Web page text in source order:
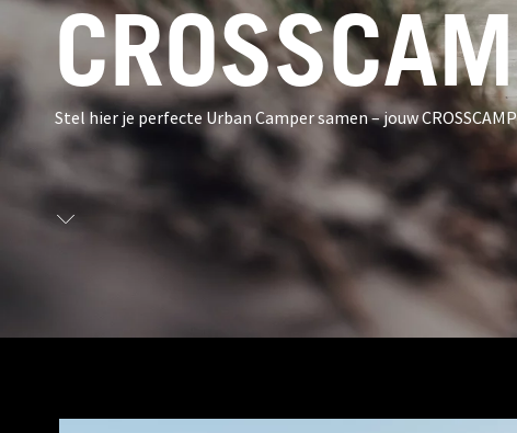
Stel hier je perfecte Urban Camper samen – jouw